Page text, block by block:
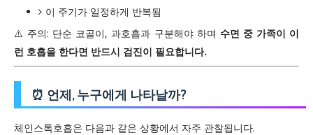
이 주기가 일정하게 반복됨
⚠️ 주의: 단순 코골이, 과호흡과 구분해야 하며 수면 중 가족이 이
런 호흡을 한다면 반드시 검진이 필요합니다.
⏰ 언제, 누구에게 나타날까?
체인스톡호흡은 다음과 같은 상황에서 자주 관찰됩니다.